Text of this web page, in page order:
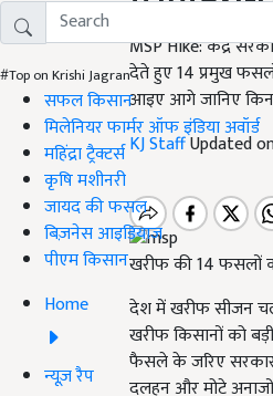
#Top on Krishi Jagran
सफल किसान
मिलेनियर फार्मर ऑफ इंडिया अवॉर्ड
महिंद्रा ट्रैक्टर्स
कृषि मशीनरी
जायद की फसल
बिज़नेस आइडियाज
पीएम किसान
Home
न्यूज़ रैप
MSP Hike: केंद्र
देते हुए 14 प्रमुख
आइए आगे जानिए किन
KJ StaffUpdated
खरीफ की 14 फसलों
देश में खरीफ सीजन
खरीफ किसानों को
फैसले के जरिए सरकार
दलहन और मोटे अनाजों